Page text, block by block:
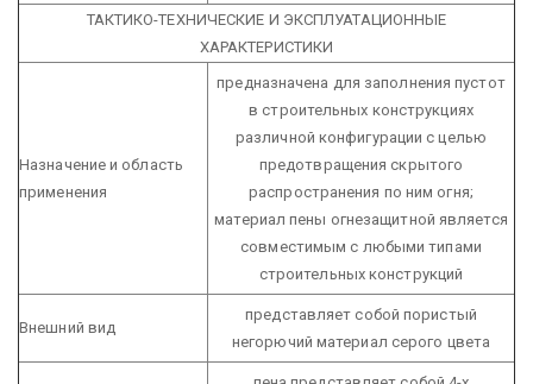
ТАКТИКО-ТЕХНИЧЕСКИЕ И ЭКСПЛУАТАЦИОННЫЕ
ХАРАКТЕРИСТИКИ
Назначение и область
применения
предназначена для заполнения пустот
в строительных конструкциях
различной конфигурации с целью
предотвращения скрытого
распространения по ним огня;
материал пены огнезащитной является
совместимым с любыми типами
строительных конструкций
Внешний вид
представляет собой пористый
негорючий материал серого цвета